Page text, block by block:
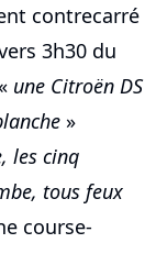
contrecarré
3h30 du
une Citroën DS
»
les cinq
tous feux
course-